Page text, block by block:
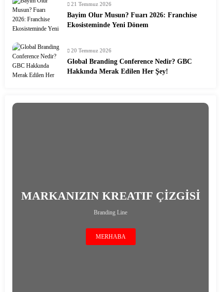
21 Temmuz 2026
Bayim Olur Musun? Fuarı 2026: Franchise
Ekosisteminde Yeni Dönem
20 Temmuz 2026
Global Branding Conference Nedir? GBC
Hakkında Merak Edilen Her Şey!
MARKANIZIN KREATIF ÇİZGİSİ
Branding Line
MERHABA